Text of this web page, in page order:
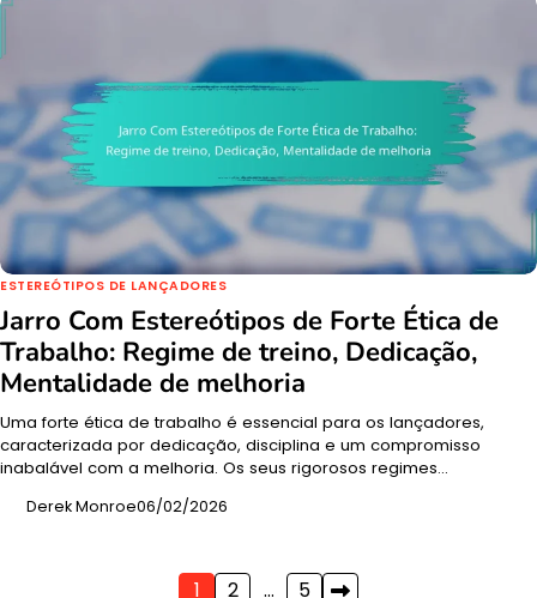
ESTEREÓTIPOS DE LANÇADORES
Jarro Com Estereótipos de Forte Ética de
Trabalho: Regime de treino, Dedicação,
Mentalidade de melhoria
Uma forte ética de trabalho é essencial para os lançadores,
caracterizada por dedicação, disciplina e um compromisso
inabalável com a melhoria. Os seus rigorosos regimes…
Derek Monroe06/02/2026
1 2 … 5